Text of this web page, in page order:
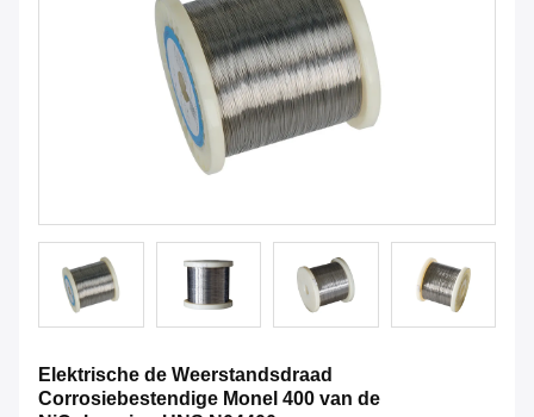
Elektrische de Weerstandsdraad
Corrosiebestendige Monel 400 van de